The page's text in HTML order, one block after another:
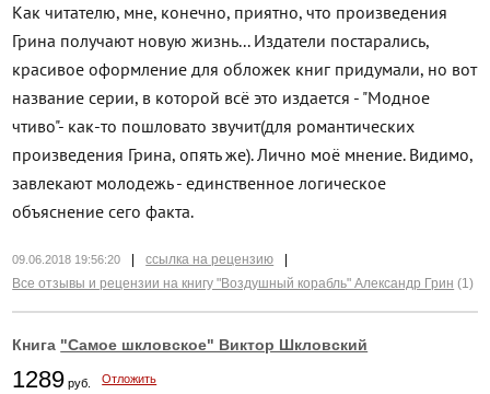
Как читателю, мне, конечно, приятно, что произведения
Грина получают новую жизнь... Издатели постарались,
красивое оформление для обложек книг придумали, но вот
название серии, в которой всё это издается - "Модное
чтиво"- как-то пошловато звучит(для романтических
произведения Грина, опять же). Лично моё мнение. Видимо,
завлекают молодежь - единственное логическое
объяснение сего факта.
09.06.2018 19:56:20 ссылка на рецензию
Все отзывы и рецензии на книгу "Воздушный корабль" Александр Грин (1)
Книга "Самое шкловское" Виктор Шкловский
1289 руб. Отложить